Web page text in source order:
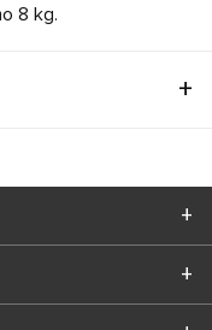
8 kg.